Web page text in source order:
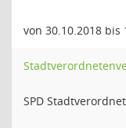
von 30.10.2018 bis
SPD